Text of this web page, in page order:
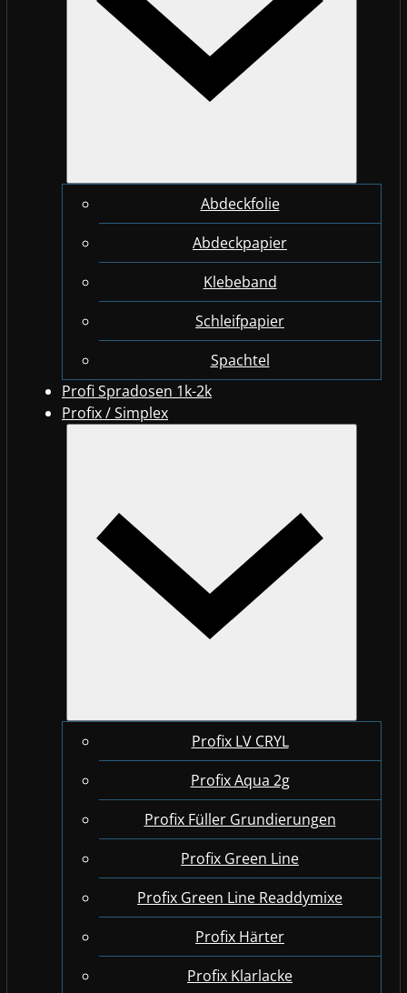
Abdeckfolie
Abdeckpapier
Klebeband
Schleifpapier
Spachtel
Profi Spradosen 1k-2k
Profix / Simplex
Profix LV CRYL
Profix Aqua 2g
Profix Füller Grundierungen
Profix Green Line
Profix Green Line Readdymixe
Profix Härter
Profix Klarlacke